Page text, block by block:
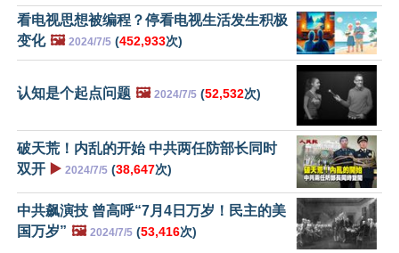
看电视思想被编程？停看电视生活发生积极
变化 🖼️ 2024/7/5 (452,933次)
认知是个起点问题 🖼️ 2024/7/5 (52,532次)
破天荒！内乱的开始 中共两任防部长同时
双开 ▶️ 2024/7/5 (38,647次)
中共飙演技 曾高呼“7月4日万岁！民主的美
国万岁” 🖼️ 2024/7/5 (53,416次)